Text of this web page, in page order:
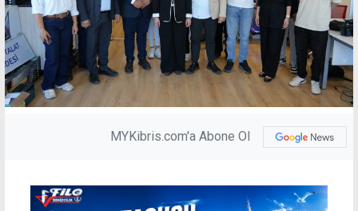
MYKibris.com'a Abone Ol